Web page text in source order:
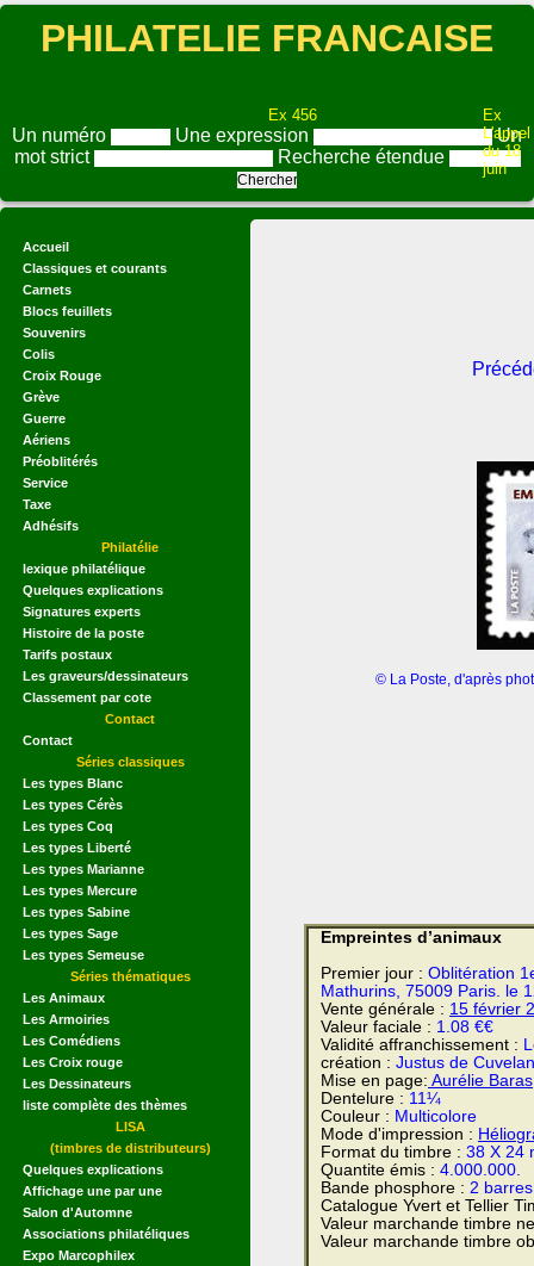
PHILATELIE FRANCAISE
Ex 456
Ex
L'appel
du 18
juin
Un numéro Une expression
Un
mot strict
Recherche étendue
Accueil
Classiques et courants
Carnets
Blocs feuillets
Souvenirs
Colis
Croix Rouge
Grève
Guerre
Aériens
Préoblitérés
Service
Taxe
Adhésifs
Philatélie
lexique philatélique
Quelques explications
Signatures experts
Histoire de la poste
Tarifs postaux
Les graveurs/dessinateurs
Classement par cote
Contact
Contact
Séries classiques
Les types Blanc
Les types Cérès
Les types Coq
Les types Liberté
Les types Marianne
Les types Mercure
Les types Sabine
Les types Sage
Les types Semeuse
Séries thématiques
Les Animaux
Les Armoiries
Les Comédiens
Les Croix rouge
Les Dessinateurs
liste complète des thèmes
LISA
(timbres de distributeurs)
Quelques explications
Affichage une par une
Salon d'Automne
Associations philatéliques
Expo Marcophilex
© La Poste, d'après
Empreintes d’animaux
Premier jour : Oblitération
Mathurins, 75009 Paris. le
Vente générale : 15 février
Valeur faciale : 1.08 €€
Validité affranchissement :
création : Justus de
Mise en page: Aurélie Baras
Dentelure : 11¼
Couleur : Multicolore
Mode d'impression :
Format du timbre : 38 X 24
Quantite émis : 4.000.000.
Bande phosphore : 2 barres
Catalogue Yvert et Tellier
Valeur marchande timbre
Valeur marchande timbre